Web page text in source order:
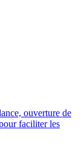
ouverture de
faciliter les